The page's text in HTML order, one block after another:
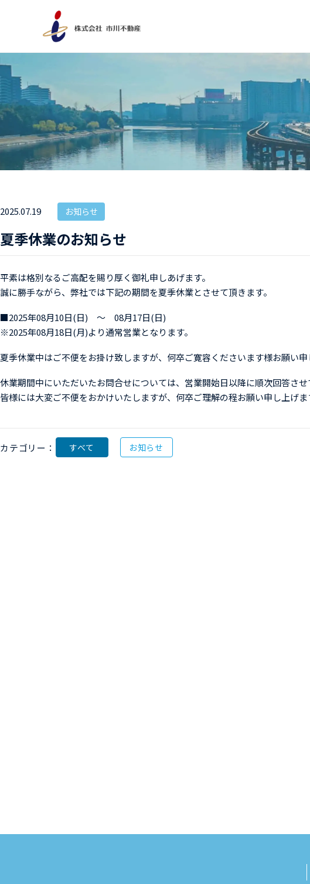
2025.07.19 お知らせ
夏季休業のお知らせ
平素は格別なるご高配を賜り厚く御礼申しあげます。
誠に勝手ながら、弊社では下記の期間を夏季休業とさせて頂きます。
■2025年08月10日(日) ～ 08月17日(日)
※2025年08月18日(月)より通常営業となります。
夏季休業中はご不便をお掛け致しますが、何卒ご寛容くださいます様お願い申
休業期間中にいただいたお問合せについては、営業開始日以降に順次回答させ
皆様には大変ご不便をおかけいたしますが、何卒ご理解の程お願い申し上げま
カテゴリー： すべて お知らせ